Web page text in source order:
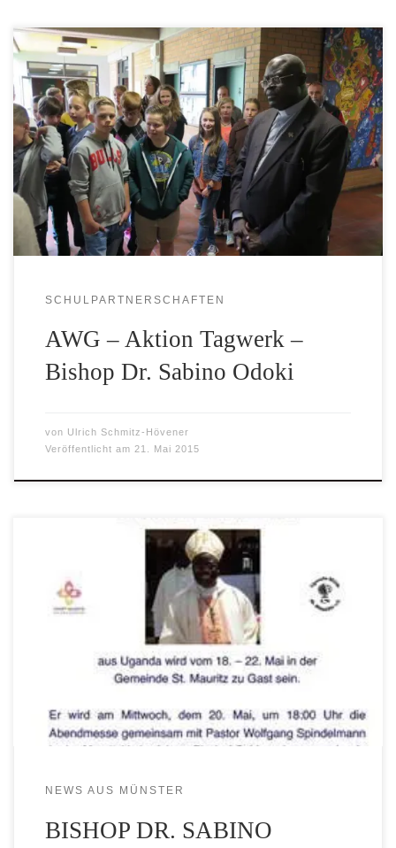
Was für ein schöner Zufall: Der Mitbegründer der Uganda-
Hilfe St. Mauritz, Bischof Dr. Sabino Odoki, ist gerade auf
einem kurzen Überraschungsbesuch bei seinen Freunden in
Münster, als in Warendorf am Augustin-Wibbelt-
Gymnasium eine kleine Ausstellung der Aktion Tagwerk
eröffnet werden sollte. Und Bischof Sabino Odoki nahm
diese Gelegenheit nur zu gerne […]
SCHULPARTNERSCHAFTEN
AWG – Aktion Tagwerk –
Bishop Dr. Sabino Odoki
von Ulrich Schmitz-Hövener
Veröffentlicht am 21. Mai 2015
Bischof Dr. Sabino Odoki aus Uganda wird vom 18. – 22.
Mai in der Gemeinde St. Mauritz in Münster zu Gast sein;
viele werden sich an ihn erinnern. Als junger Priester hat er
immer wieder die Gemeinde St. Mauritz in Münster
besucht, die Uganda-Hilfe St. Mauritz ins Leben gerufen
NEWS AUS MÜNSTER
BISHOP DR. SABINO